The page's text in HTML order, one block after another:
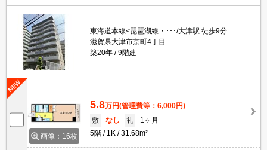
東海道本線<琵琶湖線・･･･/大津駅 徒歩9分
滋賀県大津市京町4丁目
築20年
9階建
画像：16枚
5.8万円(管理費等：6,000円)
敷
なし 礼
1ヶ月
5階
1K 31.68m²